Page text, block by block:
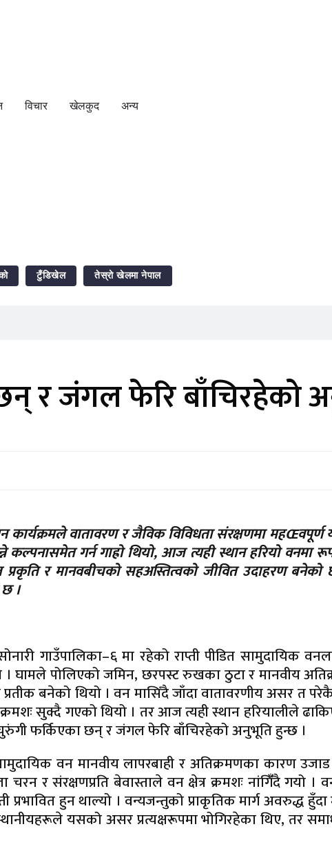
विचार खेलकुद अन्य
टुँडिखेल तेस्रो खेलमा नेपाल
र जंगल फेरि बाँचिरहेको
वातावरण र जैविक विविधता संरक्षणमा महŒवपूर्ण
गर्न गाह्रो थियो, आज त्यही स्थान हरियो वनमा
र मानवबीचको सहअस्तित्वको जीवित उदाहरण बनेको
।
गाउँपालिका–६ मा रहेको राप्ती पीडित सामुदायिक
घामले पोलिएको जमिन, छरपस्ट रुखका ठुटा र मानवीय
प्रतीक बनेको थियो । वन मासिँदै जाँदा वातावरणीय असर त
सुक्दै गएको थियो । तर आज त्यही स्थान हरियालीले
फर्किएका छन् र जंगल फेरि बाँचिरहेको अनुभूति हुन्छ ।
वन मानवीय लापरबाही र अतिक्रमणका कारण
चरन र संरक्षणप्रति बेवास्ताले वन क्षेत्र क्रमशः नांगिँँदै गयो ।
प्रभावित हुन थाल्यो । वन्यजन्तुको प्राकृतिक मार्ग अवरुद्ध
यसको असर प्रत्यक्षरूपमा भोगिरहेका थिए, तर